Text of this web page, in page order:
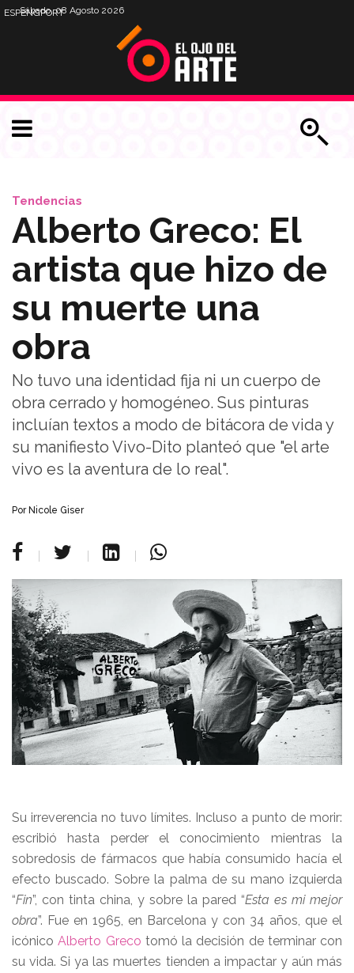
Sábado, 08 Agosto 2026
ESPENGPORT
Tendencias
Alberto Greco: El
artista que hizo de
su muerte una
obra
No tuvo una identidad fija ni un cuerpo de
obra cerrado y homogéneo. Sus pinturas
incluían textos a modo de bitácora de vida y
su manifiesto Vivo-Dito planteó que "el arte
vivo es la aventura de lo real".
Por Nicole Giser
Su irreverencia no tuvo límites. Incluso a punto de morir:
escribió hasta perder el conocimiento mientras la
sobredosis de fármacos que había consumido hacía el
efecto buscado. Sobre la palma de su mano izquierda
“Fin”, con tinta china, y sobre la pared “Esta es mi mejor
obra”. Fue en 1965, en Barcelona y con 34 años, que el
icónicoAlberto Greco tomó la decisión de terminar con
su vida. Si ya las muertes tienden a impactar y aún más